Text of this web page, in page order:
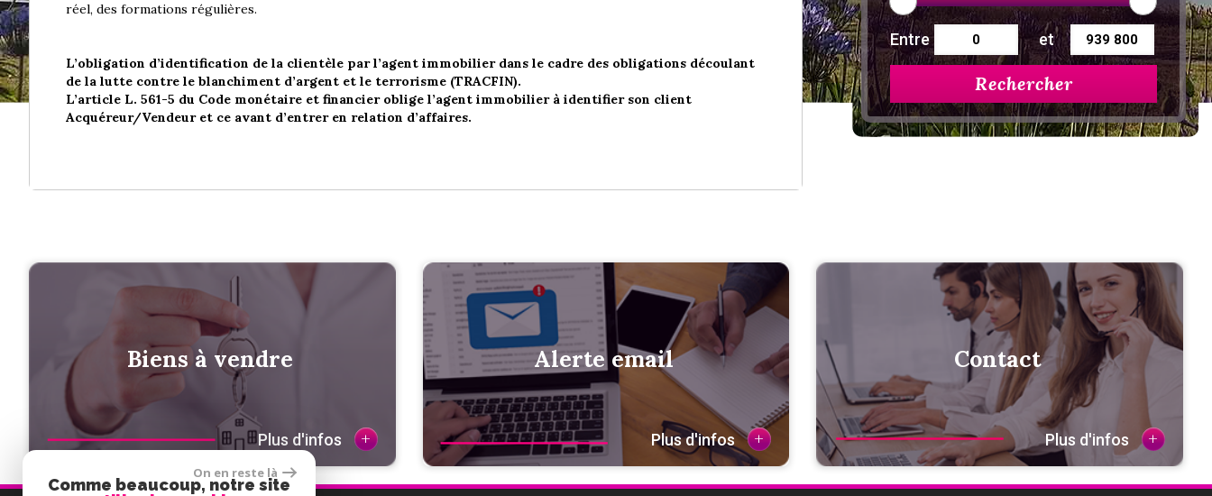
Entre et
Rechercher
réel, des formations régulières.
L’obligation d’identification de la clientèle par l’agent immobilier dans le cadre des obligations découlant
de la lutte contre le blanchiment d’argent et le terrorisme (TRACFIN).
L’article L. 561-5 du Code monétaire et financier oblige l’agent immobilier à identifier son client
Acquéreur/Vendeur et ce avant d’entrer en relation d’affaires.
Biens à vendre
Plus d'infos +
Alerte email
Plus d'infos +
Contact
Plus d'infos +
On en reste là
Comme beaucoup, notre site